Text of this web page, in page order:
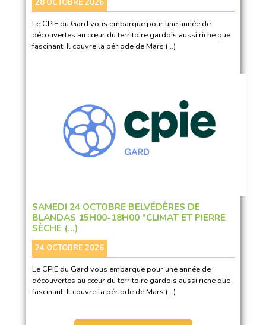
Le CPIE du Gard vous embarque pour une année de
découvertes au cœur du territoire gardois aussi riche que
fascinant. Il couvre la période de Mars (…)
SAMEDI 24 OCTOBRE BELVÉDÈRES DE
BLANDAS 15H00-18H00 "CLIMAT ET PIERRE
SÈCHE (…)
24 OCTOBRE 2026
Le CPIE du Gard vous embarque pour une année de
découvertes au cœur du territoire gardois aussi riche que
fascinant. Il couvre la période de Mars (…)